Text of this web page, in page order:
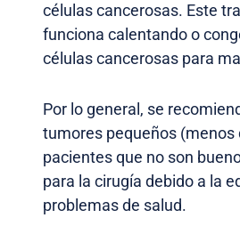
células cancerosas. Este
funciona calentando o
células cancerosas para
Por lo general, se
tumores pequeños (menos
pacientes que no son
para la cirugía debido a la
problemas de salud.